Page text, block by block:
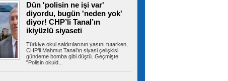
Fenerbahçe, Sturm Graz'ı iki
golle yıktı!
Temsilcimiz Fenerbahçe, UEFA Şampiyonlar
Ligi 3. eleme turu ilk maçında...
Dün 'polisin ne işi var'
diyordu, bugün 'neden yok'
diyor! CHP’li Tanal’ın
ikiyüzlü siyaseti
Türkiye okul saldırılarının yasını tutarken,
CHP’li Mahmut Tanal’ın siyasi çelişkisi
gündeme bomba gibi düştü. Geçmişte
"Polisin okuld...